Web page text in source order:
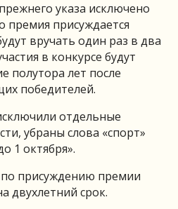
указа исключено
премия присуждается
вручать один раз в два
в конкурсе будут
полутора лет после
победителей.
отдельные
убраны слова «спорт»
1 октября».
присуждению премии
двухлетний срок.